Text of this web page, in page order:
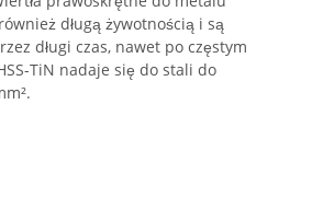
długą żywotnością i są
długi czas, nawet po częstym
TiN nadaje się do stali do